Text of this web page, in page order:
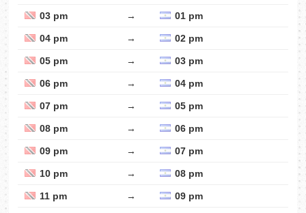
03 pm → 01 pm
04 pm → 02 pm
05 pm → 03 pm
06 pm → 04 pm
07 pm → 05 pm
08 pm → 06 pm
09 pm → 07 pm
10 pm → 08 pm
11 pm → 09 pm